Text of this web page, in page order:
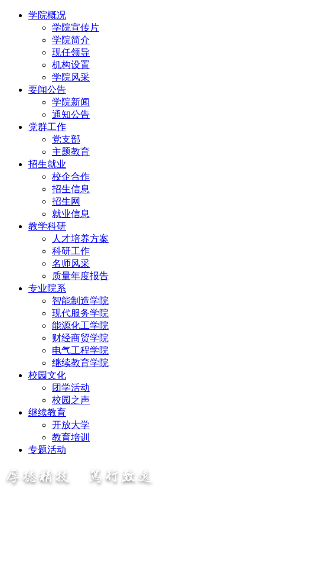
学院概况
学院宣传片
学院简介
现任领导
机构设置
学院风采
要闻公告
学院新闻
通知公告
党群工作
党支部
主题教育
招生就业
校企合作
招生信息
招生网
就业信息
教学科研
人才培养方案
科研工作
名师风采
质量年度报告
专业院系
智能制造学院
现代服务学院
能源化工学院
财经商贸学院
电气工程学院
继续教育学院
校园文化
团学活动
校园之声
继续教育
开放大学
教育培训
专题活动
厚德精技 笃行致远